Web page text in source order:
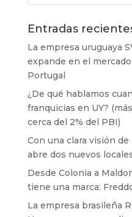
Entradas
La empresa uruguaya
expande en el
Portugal
¿De qué hablamos
franquicias en UY?
cerca del 2% del PBI)
Con una clara visión
abre dos nuevos
Desde Colonia a
tiene una marca:
La empresa brasileña